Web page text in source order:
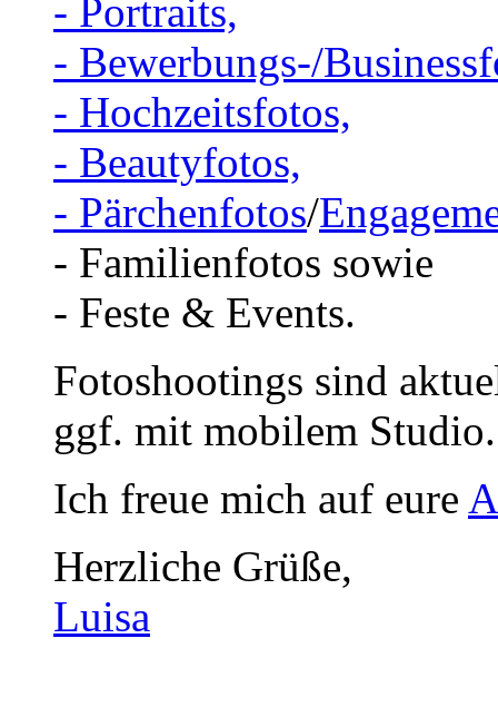
- Portraits,
- Bewerbungs-/
- Hochzeitsfotos,
- Beautyfotos,
- Pärchenfotos/
- Familienfotos sowie
- Feste & Events.
Fotoshootings sind
ggf. mit mobilem Studio.
Ich freue mich auf eure
Herzliche Grüße,
Luisa